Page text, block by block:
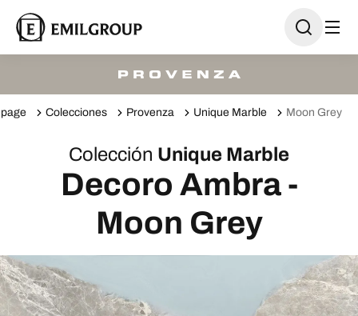
Colecciones Provenza Unique Marble Moon Grey
Colección Unique Marble
Decoro Ambra -
Moon Grey